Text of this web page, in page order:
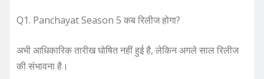
Q1. Panchayat Season 5 कब रिलीज होगा?
अभी आधिकारिक तारीख घोषित नहीं हुई है, लेकिन अगले साल रिलीज
की संभावना है।